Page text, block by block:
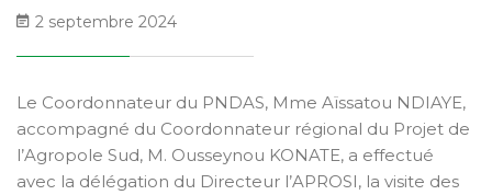
2 septembre 2024
Le Coordonnateur du PNDAS, Mme Aïssatou NDIAYE,
accompagné du Coordonnateur régional du Projet de
l’Agropole Sud, M. Ousseynou KONATE, a effectué
avec la délégation du Directeur l’APROSI, la visite des